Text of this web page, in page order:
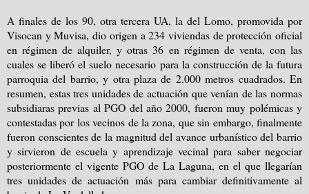
A finales de los 90, otra tercera UA, la del Lomo, promovida por
Visocan y Muvisa, dio origen a 234 viviendas de protección oficial
en régimen de alquiler, y otras 36 en régimen de venta, con las
cuales se liberó el suelo necesario para la construcción de la futura
parroquia del barrio, y otra plaza de 2.000 metros cuadrados. En
resumen, estas tres unidades de actuación que venían de las normas
subsidiaras previas al PGO del año 2000, fueron muy polémicas y
contestadas por los vecinos de la zona, que sin embargo, finalmente
fueron conscientes de la magnitud del avance urbanístico del barrio
y sirvieron de escuela y aprendizaje vecinal para saber negociar
posteriormente el vigente PGO de La Laguna, en el que llegarían
tres unidades de actuación más para cambiar definitivamente al